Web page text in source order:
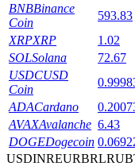
เงินกู้
บริการยืมเงินที่ไ
BNBBinance
Coin
593.83
XRPXRP 1.02
SOLSolana 72.67
USDCUSD
Coin
ADACardano
AVAXAvalanche 6.43
DOGEDogecoin
USDINREURBRLRUB